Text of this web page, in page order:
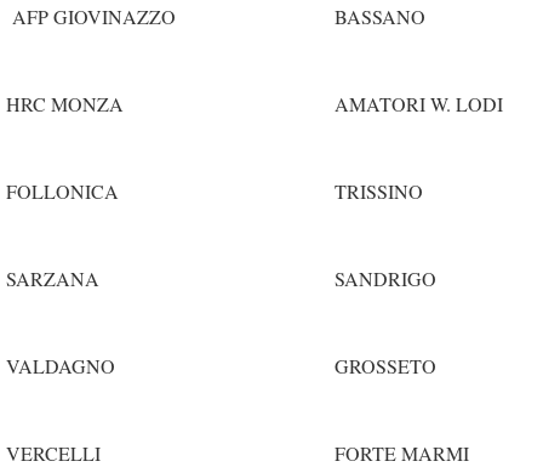
AFP GIOVINAZZO BASSANO
HRC MONZA AMATORI W. LODI
FOLLONICA TRISSINO
SARZANA SANDRIGO
VALDAGNO GROSSETO
VERCELLI FORTE MARMI